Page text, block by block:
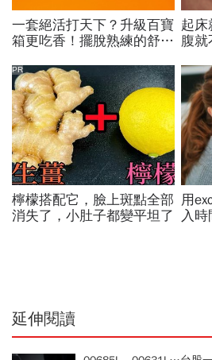
一套絕活打天下？升級百寶
箱更吃香！擺脫熟練的舒適
阱
起床
腹就
檸檬搭配它，臉上斑點全部
消失了，小肚子都變平坦了
PR
用
入
延伸閱讀